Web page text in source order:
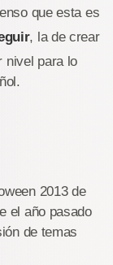
que esta es
, la de crear
nivel para lo
2013 de
el año pasado
de temas